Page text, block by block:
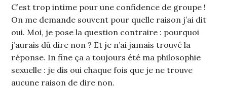
C’est trop intime pour une confidence de groupe !
On me demande souvent pour quelle raison j’ai dit
oui. Moi, je pose la question contraire : pourquoi
j’aurais dû dire non ? Et je n’ai jamais trouvé la
réponse. In fine ça a toujours été ma philosophie
sexuelle : je dis oui chaque fois que je ne trouve
aucune raison de dire non.